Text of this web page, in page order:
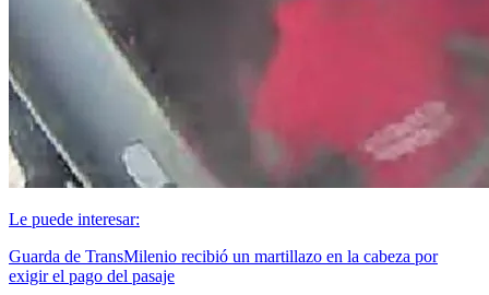
Le puede interesar:
Guarda de TransMilenio recibió un martillazo en la cabeza por
exigir el pago del pasaje